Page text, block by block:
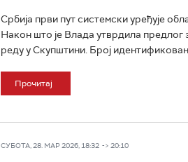
Србија први пут системски уређује
Након што је Влада утврдила
реду у Скупштини. Број
Прочитај
СУБОТА, 28. МАР 2026, 18:32 -> 20:10